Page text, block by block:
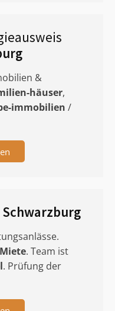
&
häuser,
immobilien /
Schwarzburg
. Team ist
. Prüfung der